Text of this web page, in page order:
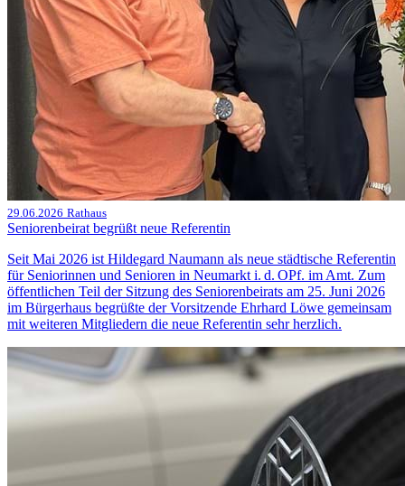
29.06.2026 Rathaus
Seniorenbeirat begrüßt neue Referentin
Seit Mai 2026 ist Hildegard Naumann als neue städtische Referentin
für Seniorinnen und Senioren in Neumarkt i. d. OPf. im Amt. Zum
öffentlichen Teil der Sitzung des Seniorenbeirats am 25. Juni 2026
im Bürgerhaus begrüßte der Vorsitzende Ehrhard Löwe gemeinsam
mit weiteren Mitgliedern die neue Referentin sehr herzlich.